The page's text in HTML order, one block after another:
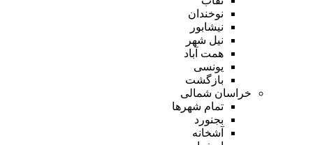
نوخندان
نیشابور
نیل شهر
همت آباد
یونسی
بازگشت
خراسان شمالی
تمام شهر‌ها
بجنورد
آشخانه